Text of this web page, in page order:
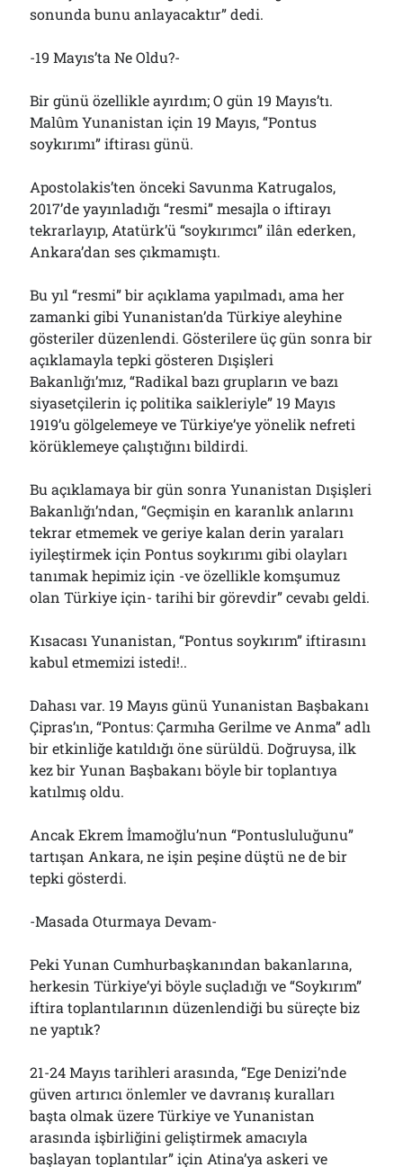
sonunda bunu anlayacaktır” dedi.
-19 Mayıs’ta Ne Oldu?-
Bir günü özellikle ayırdım; O gün 19 Mayıs’tı.
Malûm Yunanistan için 19 Mayıs, “Pontus
soykırımı” iftirası günü.
Apostolakis’ten önceki Savunma Katrugalos,
2017’de yayınladığı “resmi” mesajla o iftirayı
tekrarlayıp, Atatürk’ü “soykırımcı” ilân ederken,
Ankara’dan ses çıkmamıştı.
Bu yıl “resmi” bir açıklama yapılmadı, ama her
zamanki gibi Yunanistan’da Türkiye aleyhine
gösteriler düzenlendi. Gösterilere üç gün sonra bir
açıklamayla tepki gösteren Dışişleri
Bakanlığı’mız, “Radikal bazı grupların ve bazı
siyasetçilerin iç politika saikleriyle” 19 Mayıs
1919’u gölgelemeye ve Türkiye’ye yönelik nefreti
körüklemeye çalıştığını bildirdi.
Bu açıklamaya bir gün sonra Yunanistan Dışişleri
Bakanlığı’ndan, “Geçmişin en karanlık anlarını
tekrar etmemek ve geriye kalan derin yaraları
iyileştirmek için Pontus soykırımı gibi olayları
tanımak hepimiz için -ve özellikle komşumuz
olan Türkiye için- tarihi bir görevdir” cevabı geldi.
Kısacası Yunanistan, “Pontus soykırım” iftirasını
kabul etmemizi istedi!..
Dahası var. 19 Mayıs günü Yunanistan Başbakanı
Çipras’ın, “Pontus: Çarmıha Gerilme ve Anma” adlı
bir etkinliğe katıldığı öne sürüldü. Doğruysa, ilk
kez bir Yunan Başbakanı böyle bir toplantıya
katılmış oldu.
Ancak Ekrem İmamoğlu’nun “Pontusluluğunu”
tartışan Ankara, ne işin peşine düştü ne de bir
tepki gösterdi.
-Masada Oturmaya Devam-
Peki Yunan Cumhurbaşkanından bakanlarına,
herkesin Türkiye’yi böyle suçladığı ve “Soykırım”
iftira toplantılarının düzenlendiği bu süreçte biz
ne yaptık?
21-24 Mayıs tarihleri arasında, “Ege Denizi’nde
güven artırıcı önlemler ve davranış kuralları
başta olmak üzere Türkiye ve Yunanistan
arasında işbirliğini geliştirmek amacıyla
başlayan toplantılar” için Atina’ya askeri ve